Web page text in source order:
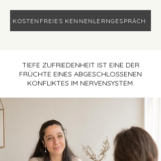
KOSTENFREIES KENNENLERNGESPRÄCH
TIEFE ZUFRIEDENHEIT IST EINE DER
FRÜCHTE EINES ABGESCHLOSSENEN
KONFLIKTES IM NERVENSYSTEM.